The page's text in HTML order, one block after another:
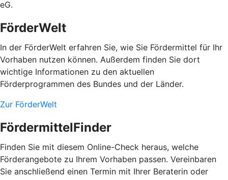
eG.
FörderWelt
In der FörderWelt erfahren Sie, wie Sie Fördermittel für Ihr
Vorhaben nutzen können. Außerdem finden Sie dort
wichtige Informationen zu den aktuellen
Förderprogrammen des Bundes und der Länder.
Zur FörderWelt
FördermittelFinder
Finden Sie mit diesem Online-Check heraus, welche
Förderangebote zu Ihrem Vorhaben passen. Vereinbaren
Sie anschließend einen Termin mit Ihrer Beraterin oder